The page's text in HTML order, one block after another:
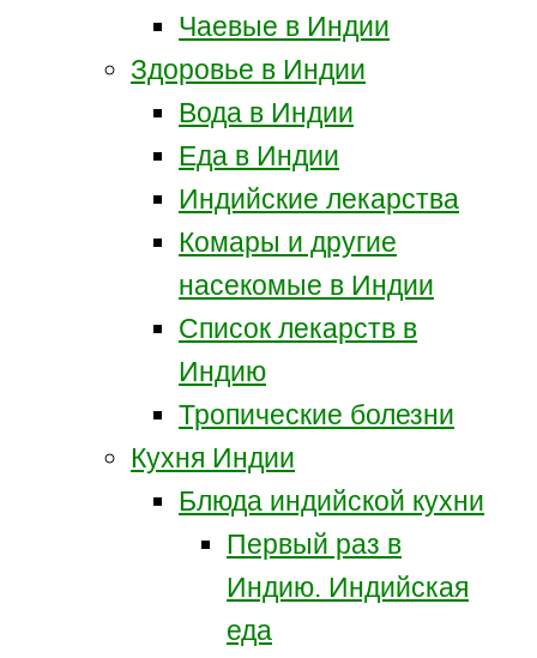
Чаевые в Индии
Здоровье в Индии
Вода в Индии
Еда в Индии
Индийские лекарства
Комары и другие
насекомые в Индии
Список лекарств в
Индию
Тропические болезни
Кухня Индии
Блюда индийской кухни
Первый раз в
Индию. Индийская
еда